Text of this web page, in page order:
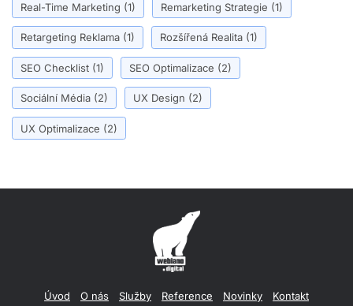
Real-Time Marketing (1) Remarketing Strategie (1)
Retargeting Reklama (1) Rozšířená Realita (1)
SEO Checklist (1) SEO Optimalizace (2)
Sociální Média (2) UX Design (2)
UX Optimalizace (2)
Úvod O nás Služby Reference Novinky Kontakt